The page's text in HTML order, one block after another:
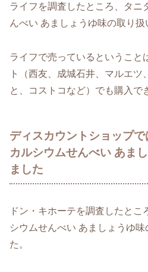
ライフを調査したところ、タニ
んべい あましょうゆ味の取り扱
ライフで売っているということ
ト（西友、成城石井、マルエツ
と、コストコなど）でも購入で
ディスカウントショップ
カルシウムせんべい あま
ました
ドン・キホーテを調査したと
シウムせんべい あましょうゆ
た。